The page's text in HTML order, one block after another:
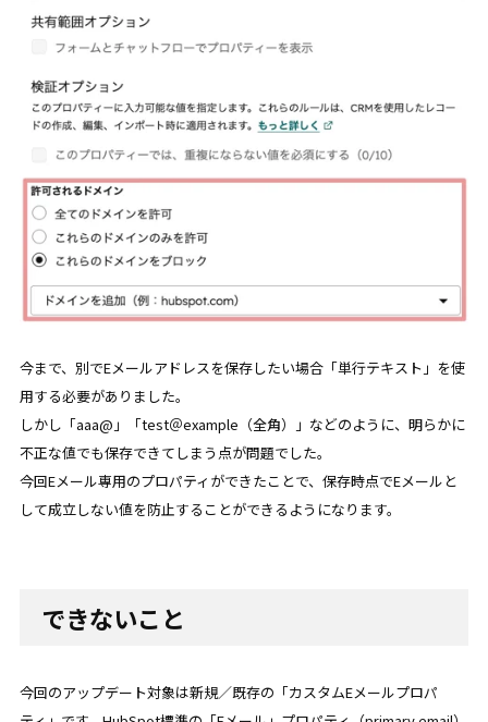
今まで、別でEメールアドレスを保存したい場合「単行テキスト」を使
用する必要がありました。
しかし「aaa@」「test＠example（全角）」などのように、明らかに
不正な値でも保存できてしまう点が問題でした。
今回Eメール専用のプロパティができたことで、保存時点でEメールと
して成立しない値を防止することができるようになります。
できないこと
今回のアップデート対象は新規／既存の「カスタムEメールプロパ